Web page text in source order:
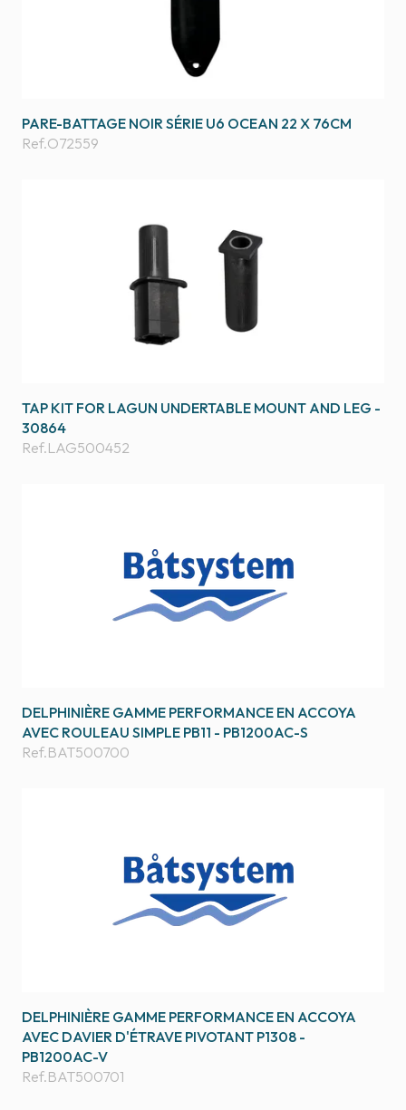
PARE-BATTAGE NOIR SÉRIE U6 OCEAN 22 X 76CM
Ref.O72559
TAP KIT FOR LAGUN UNDERTABLE MOUNT AND LEG -
30864
Ref.LAG500452
DELPHINIÈRE GAMME PERFORMANCE EN ACCOYA
AVEC ROULEAU SIMPLE PB11 - PB1200AC-S
Ref.BAT500700
DELPHINIÈRE GAMME PERFORMANCE EN ACCOYA
AVEC DAVIER D'ÉTRAVE PIVOTANT P1308 -
PB1200AC-V
Ref.BAT500701